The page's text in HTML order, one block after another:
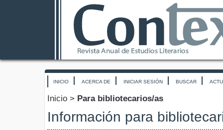
INICIO ACERCA DE INICIAR SESIÓN BUSCAR
Inicio > Para bibliotecarios/as
Información para